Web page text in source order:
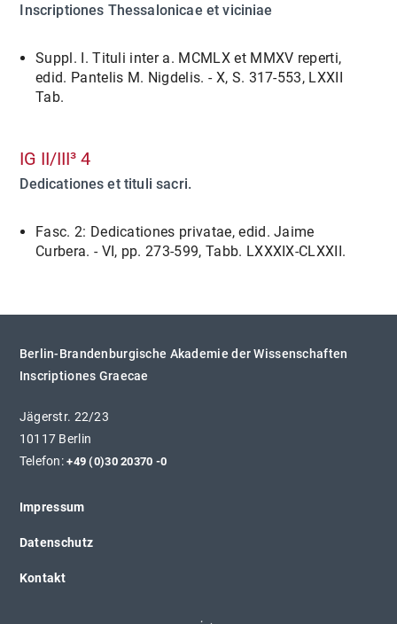
Inscriptiones Thessalonicae et viciniae
Suppl. I. Tituli inter a. MCMLX et MMXV reperti,
edid. Pantelis M. Nigdelis. - X, S. 317-553, LXXII
Tab.
IG II/III³ 4
Dedicationes et tituli sacri.
Fasc. 2: Dedicationes privatae, edid. Jaime
Curbera. - VI, pp. 273-599, Tabb. LXXXIX-CLXXII.
Berlin-Brandenburgische Akademie der Wissenschaften
Inscriptiones Graecae
Jägerstr. 22/23
10117 Berlin
Telefon:+49 (0)30 20370 -0
Impressum
Datenschutz
Kontakt